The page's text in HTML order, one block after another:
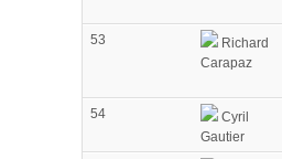
53
Richard
Carapaz
54
Cyril
Gautier